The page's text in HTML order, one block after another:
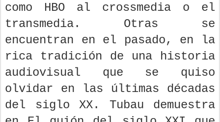
como HBO al crossmedia o el
transmedia. Otras se
encuentran en el pasado, en la
rica tradición de una historia
audiovisual que se quiso
olvidar en las últimas décadas
del siglo XX. Tubau demuestra